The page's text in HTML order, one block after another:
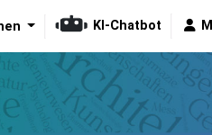
KI-Chatbot